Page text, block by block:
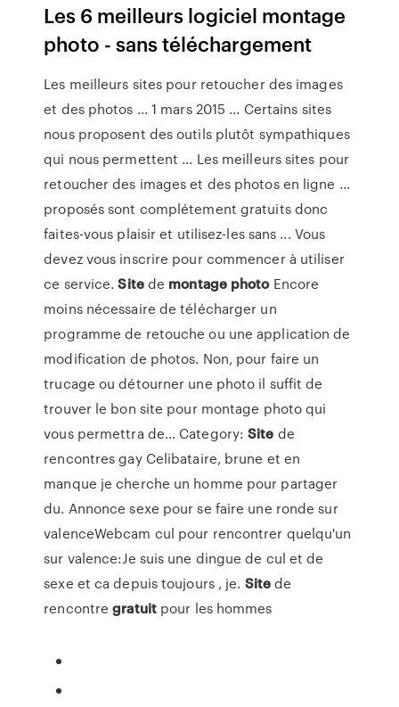
Les 6 meilleurs logiciel montage
photo - sans téléchargement
Les meilleurs sites pour retoucher des images
et des photos ... 1 mars 2015 ... Certains sites
nous proposent des outils plutôt sympathiques
qui nous permettent ... Les meilleurs sites pour
retoucher des images et des photos en ligne ...
proposés sont complétement gratuits donc
faites-vous plaisir et utilisez-les sans ... Vous
devez vous inscrire pour commencer à utiliser
ce service.Sitede montage photoEncore
moins nécessaire de télécharger un
programme de retouche ou une application de
modification de photos. Non, pour faire un
trucage ou détourner une photo il suffit de
trouver le bon site pour montage photo qui
vous permettra de… Category:Site de
rencontres gayCelibataire, brune et en
manque je cherche un homme pour partager
du. Annonce sexe pour se faire une ronde sur
valenceWebcam cul pour rencontrer quelqu'un
sur valence:Je suis une dingue de cul et de
sexe et ca depuis toujours , je. Sitede
rencontregratuitpour les hommes